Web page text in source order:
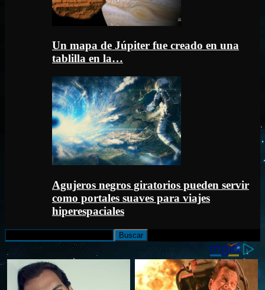
Un mapa de Júpiter fue creado en una
tablilla en la…
Agujeros negros giratorios pueden servir
como portales suaves para viajes
hiperespaciales